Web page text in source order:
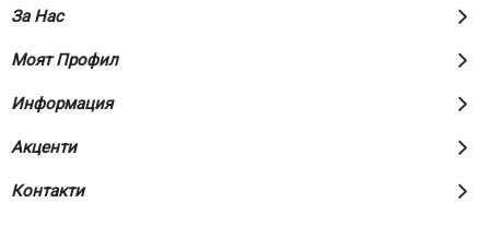
За Нас
Моят Профил
Информация
Акценти
Контакти